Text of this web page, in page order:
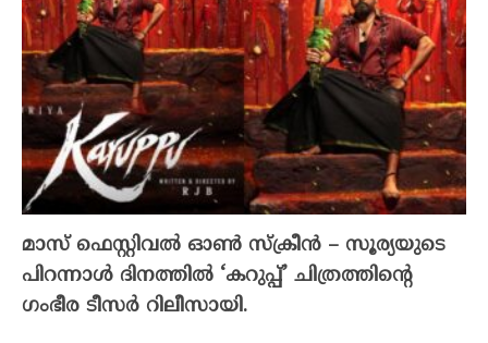
മാസ് ഫെസ്റ്റിവൽ ഓൺ സ്‌ക്രീൻ – സൂര്യയുടെ
പിറന്നാൾ ദിനത്തിൽ ‘കറുപ്പ്’ ചിത്രത്തിന്റെ
ഗംഭീര ടീസർ റിലീസായി.